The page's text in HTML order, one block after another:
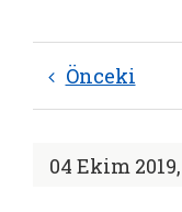
Önceki
04 Ekim